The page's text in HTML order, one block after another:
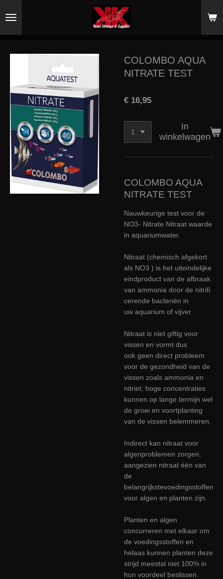
direct
hoofdinhoud
COLOMBO AQUA
NITRATE TEST
€ 16,95
In
winkelwagen
COLOMBO AQUA
NITRATE TEST
Nauwkeurige test voor de
NO3- Nitrate Nitraat waarde
in aquariumwater.
Nitraat (chemisch afgekort
als NO3 ) is het uiteindelijke
eindproduct van de afbraak
van ammonia door de nitrifi
cerende bacteriën in
uw aquarium of vijver.
Nitraat is niet giftig voor
vissen en vormt dus
ook geen direct probleem
voor de gezondheid van de
vissen zoals ammonia en
nitriet; hoge concentraties
kunnen op lange termijn wel
de groei en voortplanting
van de vissen belemmeren.
Indirect kan nitraat voor
algenproblemen zorgen,
aangezien nitraat één van
de
belangrijkstevoedingsstoffen
voor algen en planten zijn.
Planten en algen
concurreren met elkaar om
de voedingsstoffen en
helaas kunnen planten deze
strijd meestal niet 100% in
hun voordeel beslissen.